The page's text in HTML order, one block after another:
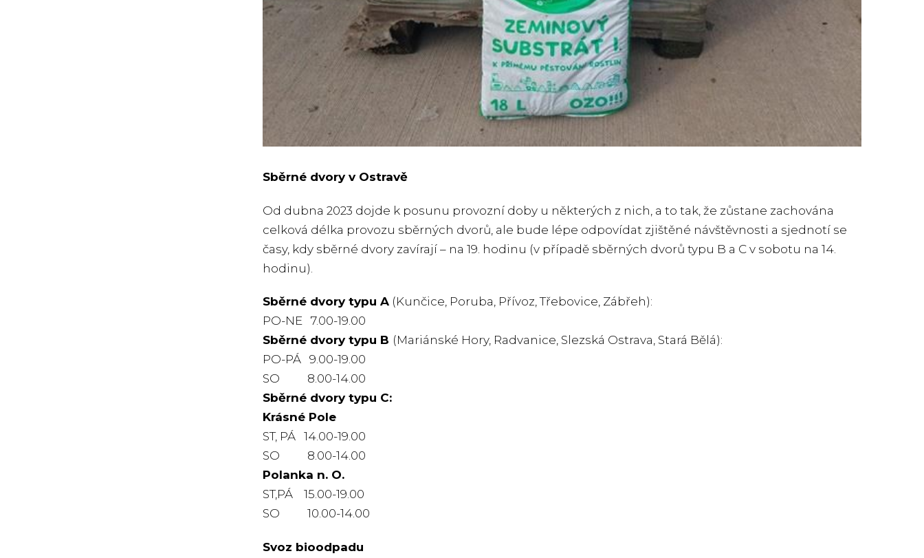
Sběrné dvory v Ostravě
Od dubna 2023 dojde k posunu provozní doby u některých z nich, a to tak, že zůstane zachována
celková délka provozu sběrných dvorů, ale bude lépe odpovídat zjištěné návštěvnosti a sjednotí se
časy, kdy sběrné dvory zavírají – na 19. hodinu (v případě sběrných dvorů typu B a C v sobotu na 14.
hodinu).
Sběrné dvory typu A(Kunčice, Poruba, Přívoz, Třebovice, Zábřeh):
PO-NE 7.00-19.00
Sběrné dvory typu B (Mariánské Hory, Radvanice, Slezská Ostrava, Stará Bělá):
PO-PÁ 9.00-19.00
SO 8.00-14.00
Sběrné dvory typu C:
Krásné Pole
ST, PÁ 14.00-19.00
SO 8.00-14.00
Polanka n. O.
ST,PÁ 15.00-19.00
SO 10.00-14.00
Svoz bioodpadu